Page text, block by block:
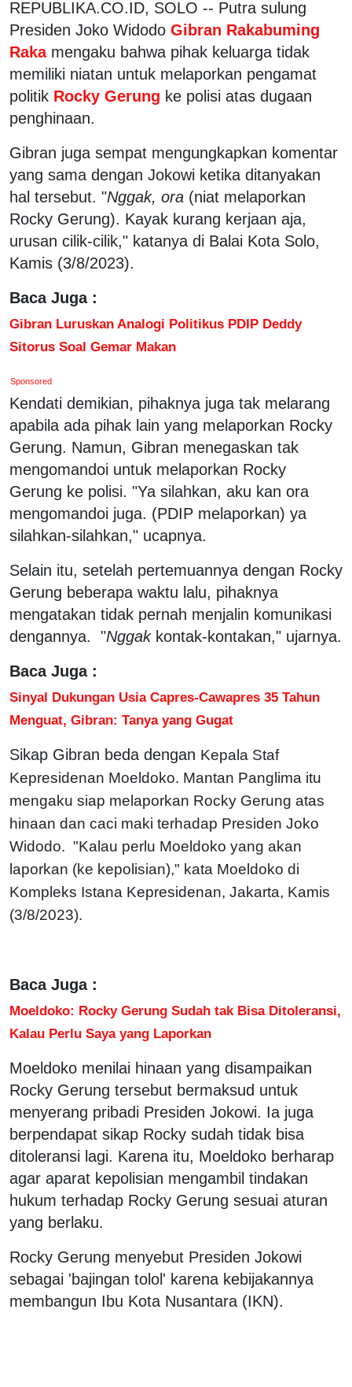
REPUBLIKA.CO.ID, SOLO -- Putra sulung
Presiden Joko Widodo Gibran Rakabuming
Raka mengaku bahwa pihak keluarga tidak
memiliki niatan untuk melaporkan pengamat
politik Rocky Gerung ke polisi atas dugaan
penghinaan.
Gibran juga sempat mengungkapkan komentar
yang sama dengan Jokowi ketika ditanyakan
hal tersebut. "Nggak, ora (niat melaporkan
Rocky Gerung). Kayak kurang kerjaan aja,
urusan cilik-cilik," katanya di Balai Kota Solo,
Kamis (3/8/2023).
Baca Juga :
Gibran Luruskan Analogi Politikus PDIP Deddy
Sitorus Soal Gemar Makan
Sponsored
Kendati demikian, pihaknya juga tak melarang
apabila ada pihak lain yang melaporkan Rocky
Gerung. Namun, Gibran menegaskan tak
mengomandoi untuk melaporkan Rocky
Gerung ke polisi. "Ya silahkan, aku kan ora
mengomandoi juga. (PDIP melaporkan) ya
silahkan-silahkan," ucapnya.
Selain itu, setelah pertemuannya dengan Rocky
Gerung beberapa waktu lalu, pihaknya
mengatakan tidak pernah menjalin komunikasi
dengannya. "Nggakkontak-kontakan," ujarnya.
Baca Juga :
Sinyal Dukungan Usia Capres-Cawapres 35 Tahun
Menguat, Gibran: Tanya yang Gugat
Sikap Gibran beda dengan Kepala Staf
Kepresidenan Moeldoko. Mantan Panglima itu
mengaku siap melaporkan Rocky Gerung atas
hinaan dan caci maki terhadap Presiden Joko
Widodo. "Kalau perlu Moeldoko yang akan
laporkan (ke kepolisian)," kata Moeldoko di
Kompleks Istana Kepresidenan, Jakarta, Kamis
(3/8/2023).
Baca Juga :
Moeldoko: Rocky Gerung Sudah tak Bisa Ditoleransi,
Kalau Perlu Saya yang Laporkan
Moeldoko menilai hinaan yang disampaikan
Rocky Gerung tersebut bermaksud untuk
menyerang pribadi Presiden Jokowi. Ia juga
berpendapat sikap Rocky sudah tidak bisa
ditoleransi lagi. Karena itu, Moeldoko berharap
agar aparat kepolisian mengambil tindakan
hukum terhadap Rocky Gerung sesuai aturan
yang berlaku.
Rocky Gerung menyebut Presiden Jokowi
sebagai 'bajingan tolol' karena kebijakannya
membangun Ibu Kota Nusantara (IKN).